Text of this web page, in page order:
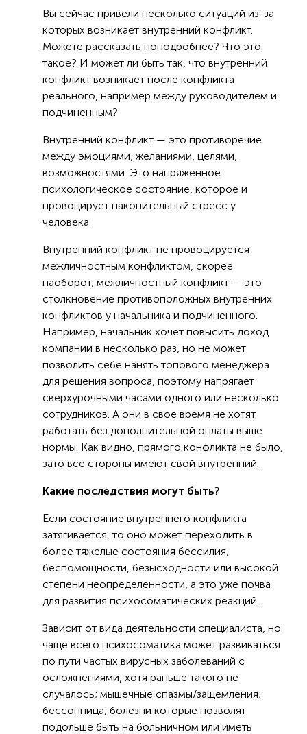
Вы сейчас привели несколько ситуаций из-за
которых возникает внутренний конфликт.
Можете рассказать поподробнее? Что это
такое? И может ли быть так, что внутренний
конфликт возникает после конфликта
реального, например между руководителем и
подчиненным?
Внутренний конфликт — это противоречие
между эмоциями, желаниями, целями,
возможностями. Это напряженное
психологическое состояние, которое и
провоцирует накопительный стресс у
человека.
Внутренний конфликт не провоцируется
межличностным конфликтом, скорее
наоборот, межличностный конфликт — это
столкновение противоположных внутренних
конфликтов у начальника и подчиненного.
Например, начальник хочет повысить доход
компании в несколько раз, но не может
позволить себе нанять топового менеджера
для решения вопроса, поэтому напрягает
сверхурочными часами одного или несколько
сотрудников. А они в свое время не хотят
работать без дополнительной оплаты выше
нормы. Как видно, прямого конфликта не было,
зато все стороны имеют свой внутренний.
Какие последствия могут быть?
Если состояние внутреннего конфликта
затягивается, то оно может переходить в
более тяжелые состояния бессилия,
беспомощности, безысходности или высокой
степени неопределенности, а это уже почва
для развития психосоматических реакций.
Зависит от вида деятельности специалиста, но
чаще всего психосоматика может развиваться
по пути частых вирусных заболеваний с
осложнениями, хотя раньше такого не
случалось; мышечные спазмы/защемления;
бессонница; болезни которые позволят
подольше быть на больничном или иметь